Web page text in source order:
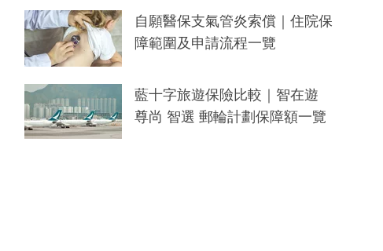
自願醫保支氣管炎索償｜住院保
障範圍及申請流程一覽
藍十字旅遊保險比較｜智在遊
尊尚 智選 郵輪計劃保障額一覽